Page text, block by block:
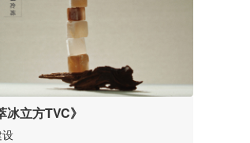
冰立方TVC》